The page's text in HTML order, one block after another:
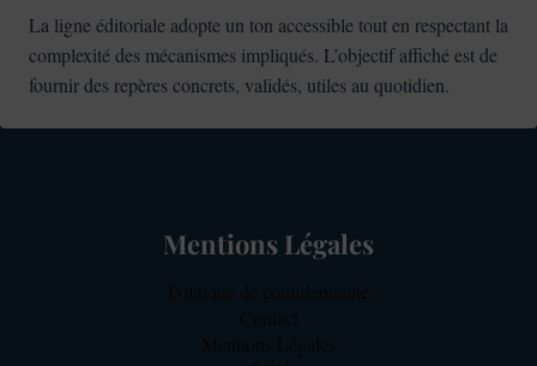
La ligne éditoriale adopte un ton accessible tout en respectant la
complexité des mécanismes impliqués. L’objectif affiché est de
fournir des repères concrets, validés, utiles au quotidien.
Mentions Légales